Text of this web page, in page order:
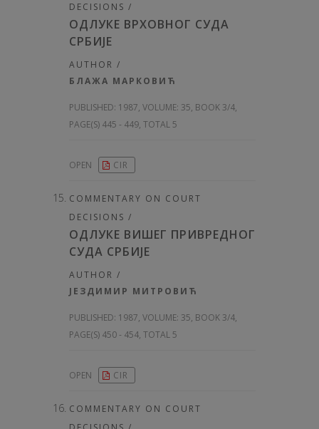
DECISIONS /
ОДЛУКЕ ВРХОВНОГ СУДА
СРБИЈЕ
AUTHOR /
БЛАЖА МАРКОВИЋ
PUBLISHED: 1987, VOLUME: 35, BOOK 3/4,
PAGE(S) 445 - 449, TOTAL 5
OPEN CIR
COMMENTARY ON COURT
DECISIONS /
ОДЛУКЕ ВИШЕГ ПРИВРЕДНОГ
СУДА СРБИЈЕ
AUTHOR /
ЈЕЗДИМИР МИТРОВИЋ
PUBLISHED: 1987, VOLUME: 35, BOOK 3/4,
PAGE(S) 450 - 454, TOTAL 5
OPEN CIR
COMMENTARY ON COURT